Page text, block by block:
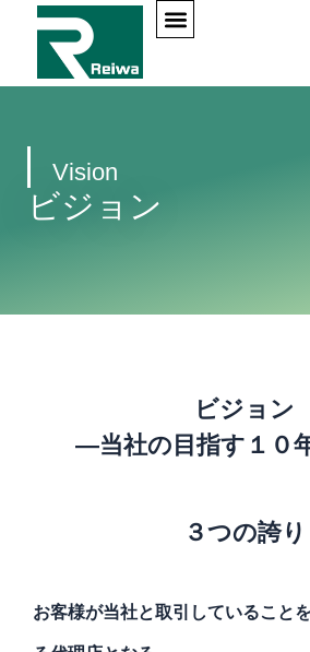
ス
Vision
ビジョン
ビジョン
―当社の目指す１０
３つの誇り
お客様が当社と取引していること